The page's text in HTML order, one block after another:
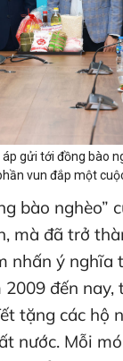
gửi tới đồng bào
vun đắp một
bào nghèo”
mà đã trở
nhấn ý nghĩa
đến
tặng các hộ
nước. Mỗi